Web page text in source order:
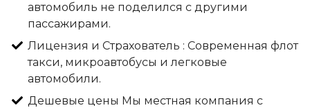
автомобиль не поделился с другими
пассажирами.
Лицензия и Страхователь : Современная флот
такси, микроавтобусы и легковые
автомобили.
Дешевые цены Мы местная компания с